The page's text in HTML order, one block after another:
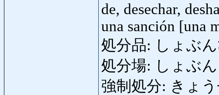
de, desechar,
una sanción [una
処分品: しょぶ
処分場: しょぶ
強制処分: きょ